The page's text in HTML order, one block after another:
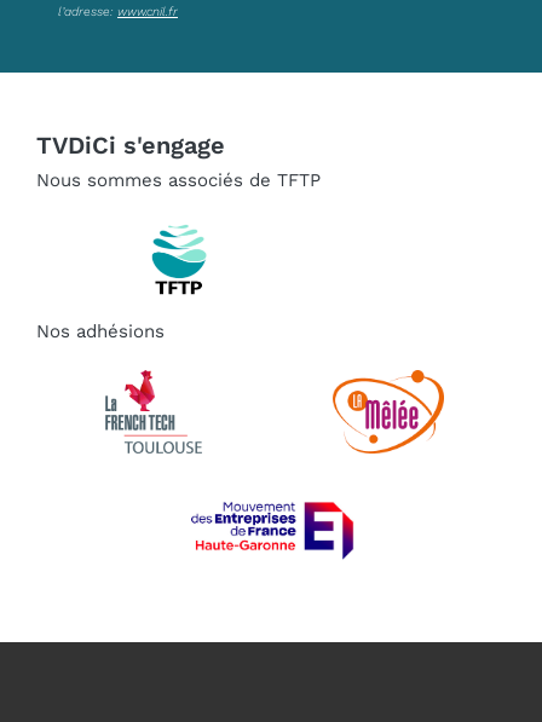
l’adresse: www.cnil.fr
TVDiCi s'engage
Nous sommes associés de TFTP
Nos adhésions